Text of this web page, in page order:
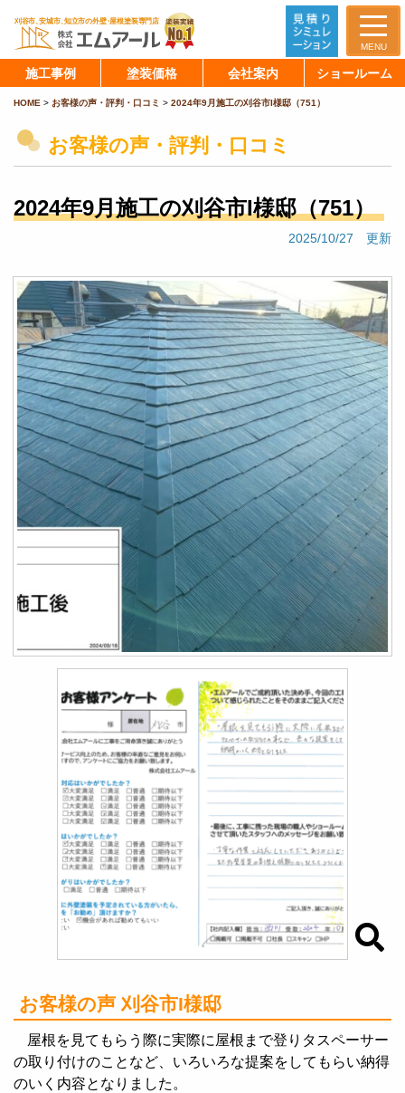
MENU
施工事例 塗装価格 会社案内 ショールーム
HOME > お客様の声・評判・口コミ > 2024年9月施工の刈谷市I様邸（751）
お客様の声・評判・口コミ
2024年9月施工の刈谷市I様邸（751）
2025/10/27 更新
お客様の声 刈谷市I様邸
屋根を見てもらう際に実際に屋根まで登りタスペーサー
の取り付けのことなど、いろいろな提案をしてもらい納得
のいく内容となりました。